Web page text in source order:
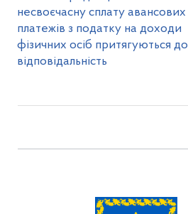
несвоєчасну сплату авансових
платежів з податку на доходи
фізичних осіб притягуються до
відповідальність